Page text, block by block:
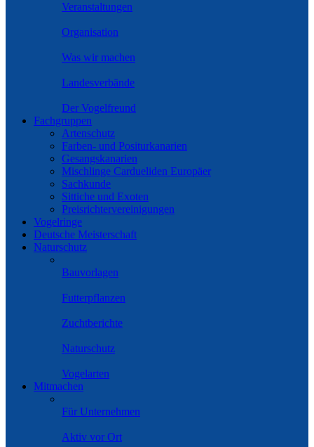
Veranstaltungen
Organisation
Was wir machen
Landesverbände
Der Vogelfreund
Fachgruppen
Artenschutz
Farben- und Positurkanarien
Gesangskanarien
Mischlinge Cardueliden Europäer
Sachkunde
Sittiche und Exoten
Preisrichtervereinigungen
Vogelringe
Deutsche Meisterschaft
Naturschutz
Bauvorlagen
Futterpflanzen
Zuchtberichte
Naturschutz
Vogelarten
Mitmachen
Für Unternehmen
Aktiv vor Ort